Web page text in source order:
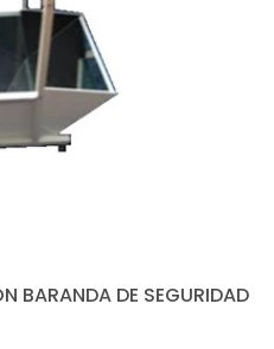
BARANDA DE SEGURIDAD